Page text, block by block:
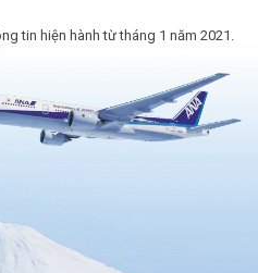
tin hiện hành từ tháng 1 năm 2021.